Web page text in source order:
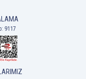
9117